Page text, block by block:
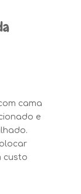
cama
e
custo